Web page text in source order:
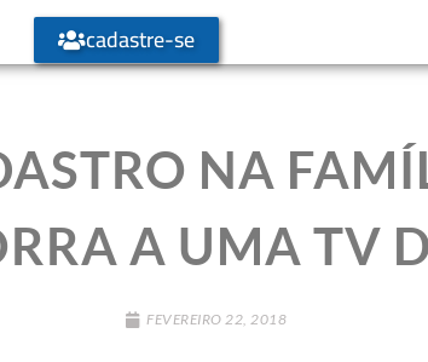
cadastre-se
NA
A UMA TV
FEVEREIRO 22, 2018